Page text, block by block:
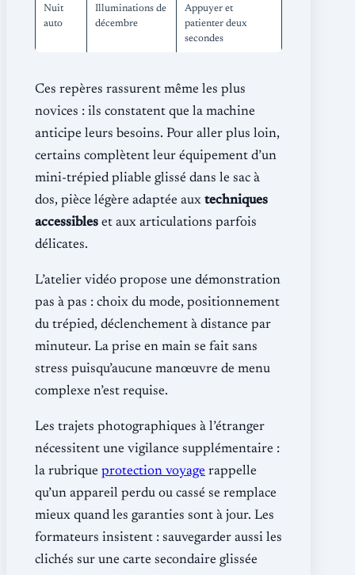
Nuit
auto
Illuminations de
décembre
Appuyer et
patienter deux
secondes
Ces repères rassurent même les plus
novices : ils constatent que la machine
anticipe leurs besoins. Pour aller plus loin,
certains complètent leur équipement d’un
mini-trépied pliable glissé dans le sac à
dos, pièce légère adaptée aux techniques
accessibles et aux articulations parfois
délicates.
L’atelier vidéo propose une démonstration
pas à pas : choix du mode, positionnement
du trépied, déclenchement à distance par
minuteur. La prise en main se fait sans
stress puisqu’aucune manœuvre de menu
complexe n’est requise.
Les trajets photographiques à l’étranger
nécessitent une vigilance supplémentaire :
la rubrique protection voyage rappelle
qu’un appareil perdu ou cassé se remplace
mieux quand les garanties sont à jour. Les
formateurs insistent : sauvegarder aussi les
clichés sur une carte secondaire glissée